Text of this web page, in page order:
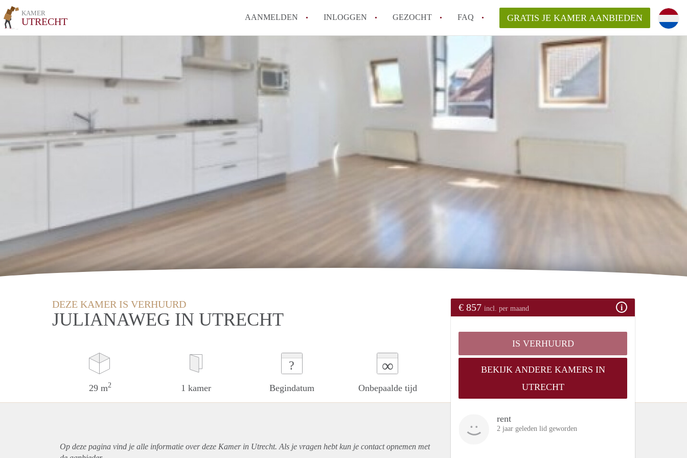
KAMER
UTRECHT AANMELDEN INLOGGEN GEZOCHT FAQ
Hoe moeilijk is het om een kamer te vinden in Utrecht?
Tips: om in Utrecht een kamer te vinden!
Hoe werkt Kamers Utrecht
How to translate KamersUtrecht!
GRATIS JE KAMER AANBIEDEN
DEZE KAMER IS VERHUURD
JULIANAWEG IN UTRECHT
29 m2 1 kamer
?
Begindatum
∞
Onbepaalde tijd
€ 857 incl. per maand
IS VERHUURD
BEKIJK ANDERE KAMERS IN
UTRECHT
rent
2 jaar geleden lid geworden
Op deze pagina vind je alle informatie over deze Kamer in Utrecht. Als je vragen hebt kun je contact opnemen met